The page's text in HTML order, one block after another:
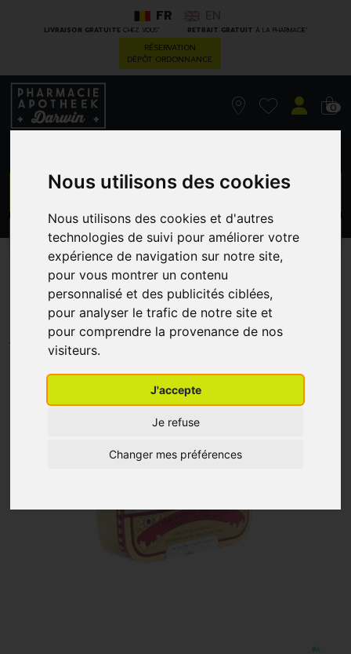
Nous utilisons des cookies
Nous utilisons des cookies et d'autres
technologies de suivi pour améliorer votre
expérience de navigation sur notre site,
pour vous montrer un contenu
personnalisé et des publicités ciblées,
pour analyser le trafic de notre site et
pour comprendre la provenance de nos
visiteurs.
J'accepte
Je refuse
Changer mes préférences
LIVRAISON GRATUITECHEZ VOUS* RETRAIT GRATUIT À LA PHARMACIE*
FR
RÉSERVATION
DÉPÔT ORDONNANCE
0
CATÉGORIES PROMOS
Redcurrant +Vit C Past
S/Sucr
MELISANA